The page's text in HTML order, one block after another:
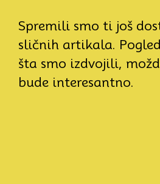
Spremili smo ti još
sličnih artikala.
šta smo izdvojili,
bude interesantno.
OSNOVNA
pravougaoni
LUX